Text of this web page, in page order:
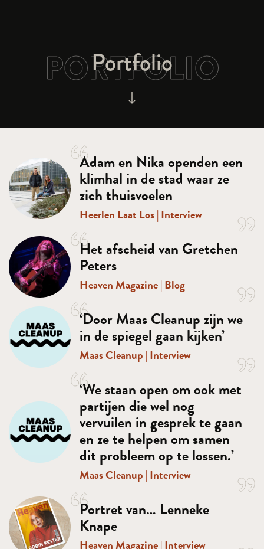
Portfolio
PORTFOLIO
Portfolio
Adam en Nika openden een
klimhal in de stad waar ze
zich thuisvoelen
Heerlen Laat Los|Interview
Het afscheid van Gretchen
Peters
Heaven Magazine|Blog
‘Door Maas Cleanup zijn we
in de spiegel gaan kijken’
Maas Cleanup |Interview
‘We staan open om ook met
partijen die wel nog
vervuilen in gesprek te gaan
en ze te helpen om samen
dit probleem op te lossen.’
Maas Cleanup |Interview
Portret van… Lenneke
Knape
Heaven Magazine|Interview